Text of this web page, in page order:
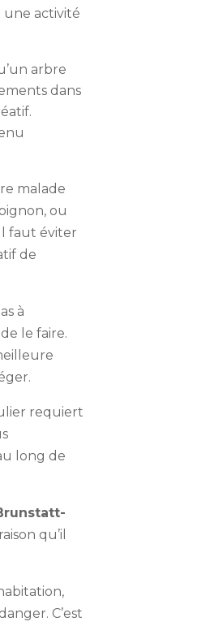
une activité
arbre
dans
malade
ou
faut éviter
de
à
le faire.
requiert
long de
qu’il
C’est